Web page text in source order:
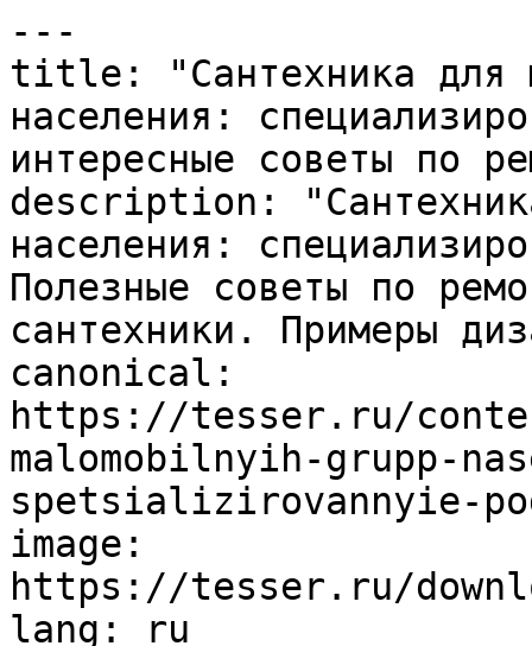
---
title: "Сантехника для
населения:
интересные советы по
description:
населения:
Полезные советы по
сантехники. Примеры
canonical:
https://tesser.ru/
malomobilnyih-grupp-
spetsializirovannyie-
image:
https://tesser.ru/
lang: ru